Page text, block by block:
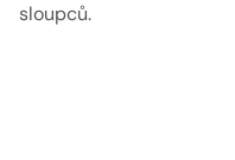
sloupců.